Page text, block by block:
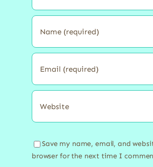
Save my name, email, and
browser for the next time I